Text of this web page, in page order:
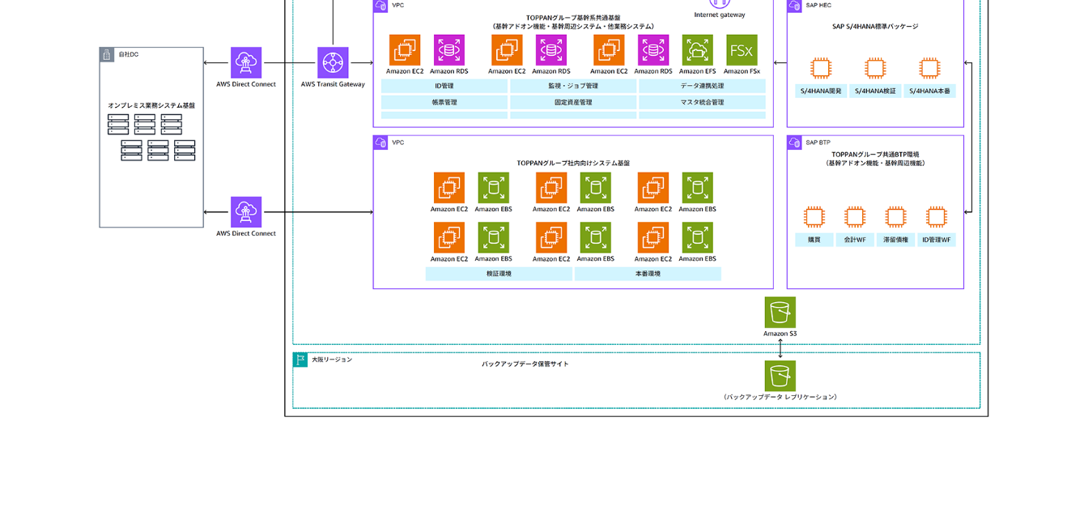
SAP BTP や AWS 共通基盤上で開発しています。ID 管理基盤を担当したデ
ジタルイノベーション本部 IT 基盤センター 技術部の畑昌宏氏は「これま
ではグループ各社、各システムの認証基盤で認証を行ってきたため、各社
の認証基盤を併存させる形で統合認証基盤を構築し、SAP S/4HANA や
SAP BTP、AWS 共通基盤と連携する経路を設定しました」と語ります。味
山氏は「各システムでロールの概念が異なる中で、権限を抽象化すること
でシンプルな認証を実現しました」と話します。
導入効果
経理業務の効率化やデータ利活用による高度化が実現
2023 年 10 月から本格的に始動した新基幹システムは、ホールディングス
化されて初の月次決算を済ませ、現在もトラブルもなく順調に稼働してい
「これまで各社で個別運用されていた会計システムが統合されたことで、
グループ全体の経理業務の効率化を図ることができました」（下田氏）
インフラ環境についても、複数のアベイラビリティゾーンによる可用性の
向上や、バックアップの自動取得による事業継続性の確保、段階的拡張に